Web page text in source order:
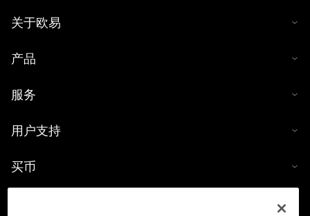
关于欧易
产品
服务
用户支持
买币